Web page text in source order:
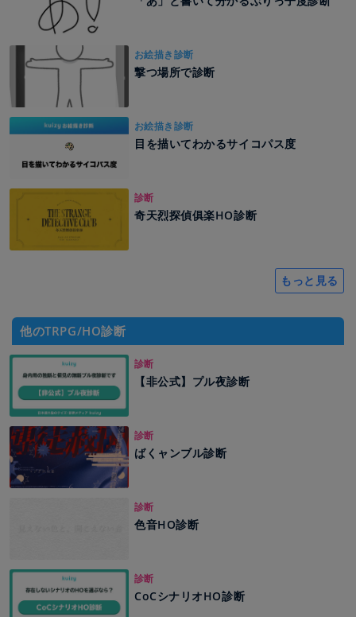
お絵描き診断
撃つ場所で診断
お絵描き診断
目を描いてわかるサイコパス度
診断
奇天烈探偵俱楽HO診断
もっと見る
他のTRPG/HO診断
診断
【非公式】プル夜診断
診断
ばくャンブル診断
診断
色音HO診断
診断
CoCシナリオHO診断